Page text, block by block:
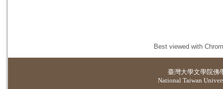
Best viewed with
臺灣大學文學院佛
National Taiwan